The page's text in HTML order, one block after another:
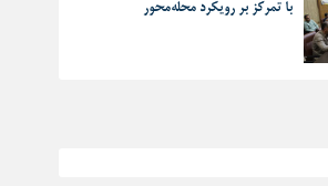
با تمرکز بر رویکرد محله‌محور